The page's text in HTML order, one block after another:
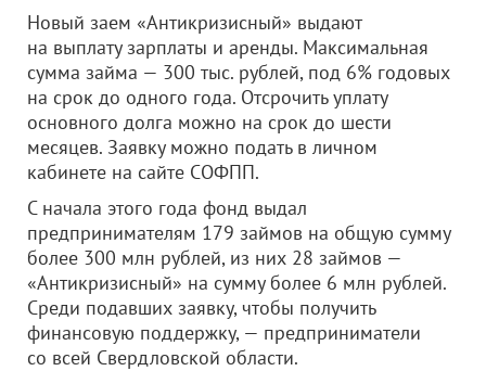
Новый заем «Антикризисный» выдают
на выплату зарплаты и аренды. Максимальная
сумма займа — 300 тыс. рублей, под 6% годовых
на срок до одного года. Отсрочить уплату
основного долга можно на срок до шести
месяцев. Заявку можно подать в личном
кабинете на сайте СОФПП.
С начала этого года фонд выдал
предпринимателям 179 займов на общую сумму
более 300 млн рублей, из них 28 займов —
«Антикризисный» на сумму более 6 млн рублей.
Среди подавших заявку, чтобы получить
финансовую поддержку, — предприниматели
со всей Свердловской области.